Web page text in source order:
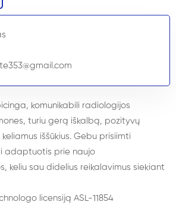
komunikabili radiologijos
turiu gerą iškalbą, pozityvų
iššūkius. Gebu prisiimti
adaptuotis prie naujo
keliu sau didelius reikalavimus siekiant
licensiją ASL-11854